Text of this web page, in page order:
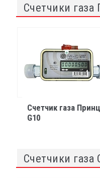
Счетчики газа
Счетчик газа Принц
G10
Счетчики